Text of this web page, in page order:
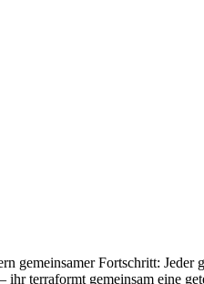
gemeinsamer Fortschritt: Jeder
terraformt gemeinsam eine